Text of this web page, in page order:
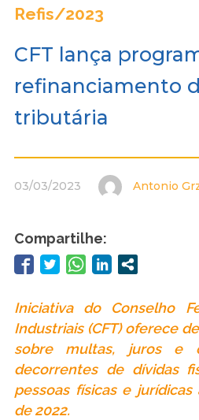
Refis/2023
CFT lança
refinanciamento
tributária
03/03/2023 Antonio
Compartilhe:
Iniciativa do Conselho
Industriais (CFT) oferece
sobre multas, juros e
decorrentes de dívidas
pessoas físicas e
de 2022.